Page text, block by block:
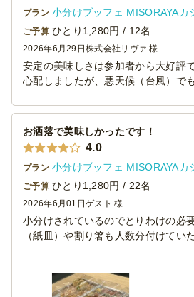
プラン 小分けブッフェ MISORAYAカ
ご予算 ひとり1,280円 / 12名
2026年6月29日 株式会社リヴァ 様
安定の美味しさは参加者から大好評で
心配しましたが、悪天候（台風）で
た。また来月も利用させていただき
お洒落で美味しかったです！
4.0
プラン 小分けブッフェ MISORAYAカ
ご予算 ひとり1,280円 / 22名
2026年6月01日 ゲスト 様
小分けされているのでとりわけの必
（紙皿）や割り箸も人数分付けてい